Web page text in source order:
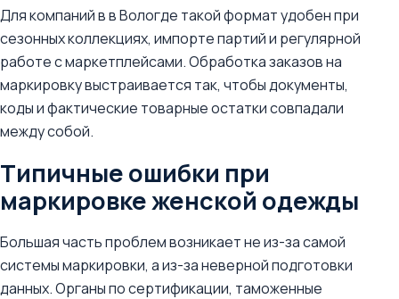
Для компаний в в Вологде такой формат удобен при
сезонных коллекциях, импорте партий и регулярной
работе с маркетплейсами. Обработка заказов на
маркировку выстраивается так, чтобы документы,
коды и фактические товарные остатки совпадали
между собой.
Типичные ошибки при
маркировке женской одежды
Большая часть проблем возникает не из-за самой
системы маркировки, а из-за неверной подготовки
данных. Органы по сертификации, таможенные